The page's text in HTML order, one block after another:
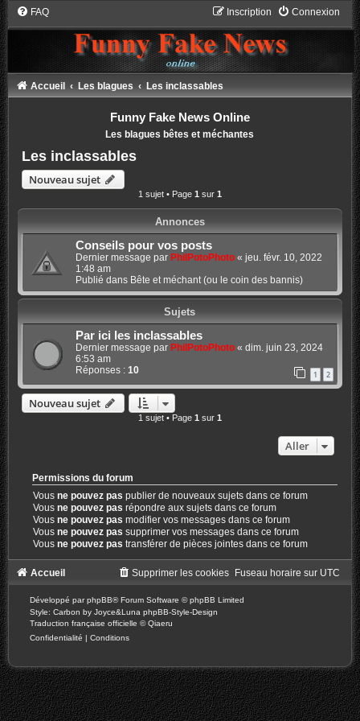
FAQ Connexion
Inscription
Accueil Les blagues Les inclassables
Funny Fake News Online
Les blagues bêtes et méchantes
Les inclassables
Nouveau sujet
1 sujet • Page 1 sur 1
Annonces
Conseils pour vos posts
Dernier message par PhilPotoPhoto« jeu. févr. 10, 2022
1:48 am
Publié dans Bête et méchant (ou le coin des bannis)
Sujets
Par ici les inclassables
Dernier message par PhilPotoPhoto« dim. juin 23, 2024
6:53 am
Réponses : 10 1 2
Nouveau sujet
1 sujet • Page 1 sur 1
Aller
Permissions du forum
Vousne pouvez pas publier de nouveaux sujets dans ce forum
Vousne pouvez pas répondre aux sujets dans ce forum
Vousne pouvez pas modifier vos messages dans ce forum
Vousne pouvez pas supprimer vos messages dans ce forum
Vousne pouvez pas transférer de pièces jointes dans ce forum
Accueil Fuseau horaire sur UTC
Supprimer les cookies
Développé parphpBB® Forum Software © phpBB Limited
Style: Carbon by Joyce&Luna phpBB-Style-Design
Traduction française officielle ©Qiaeru
Confidentialité | Conditions